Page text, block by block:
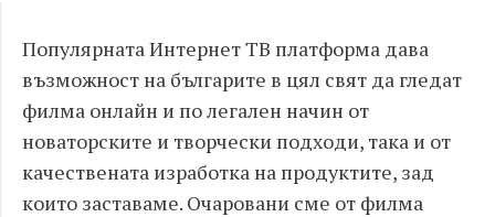
Популярната Интернет ТВ платформа дава
възможност на българите в цял свят да гледат
филма онлайн и по легален начин от
новаторските и творчески подходи, така и от
качествената изработка на продуктите, зад
които заставаме. Очаровани сме от филма